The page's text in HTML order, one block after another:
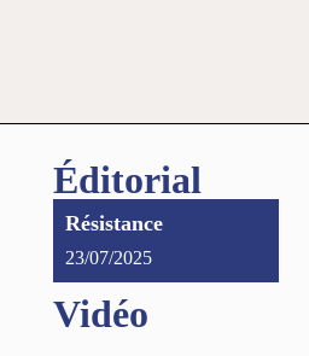
Éditorial
Résistance
23/07/2025
Vidéo